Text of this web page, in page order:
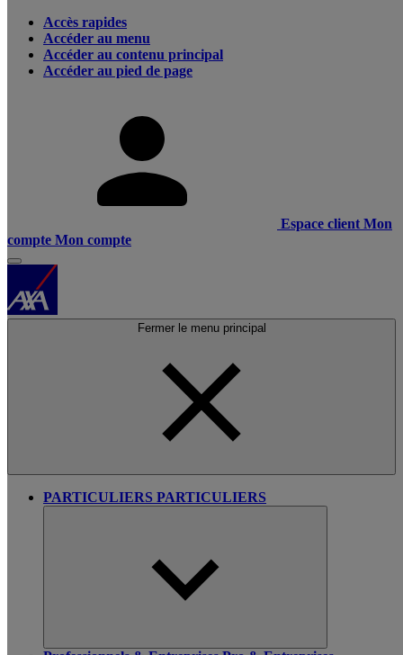
Accès rapides
Accéder au menu
Accéder au contenu principal
Accéder au pied de page
Espace client Mon
compte Mon compte
Fermer le menu principal
PARTICULIERS PARTICULIERS